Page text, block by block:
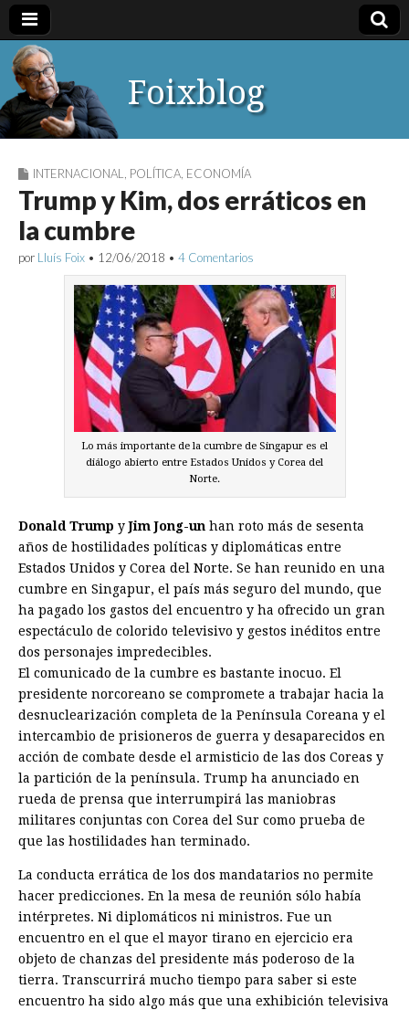
Foixblog
INTERNACIONAL POLÍTICA ECONOMÍA
Trump y Kim, dos erráticos en
la cumbre
por Lluís Foix • 12/06/2018 • 4 Comentarios
Lo más importante de la cumbre de Singapur es el
diálogo abierto entre Estados Unidos y Corea del
Norte.
Donald Trump yJim Jong-un han roto más de sesenta
años de hostilidades políticas y diplomáticas entre
Estados Unidos y Corea del Norte. Se han reunido en una
cumbre en Singapur, el país más seguro del mundo, que
ha pagado los gastos del encuentro y ha ofrecido un gran
espectáculo de colorido televisivo y gestos inéditos entre
dos personajes impredecibles.
El comunicado de la cumbre es bastante inocuo. El
presidente norcoreano se compromete a trabajar hacia la
desnuclearización completa de la Península Coreana y el
intercambio de prisioneros de guerra y desaparecidos en
acción de combate desde el armisticio de las dos Coreas y
la partición de la península. Trump ha anunciado en
rueda de prensa que interrumpirá las maniobras
militares conjuntas con Corea del Sur como prueba de
que las hostilidades han terminado.
La conducta errática de los dos mandatarios no permite
hacer predicciones. En la mesa de reunión sólo había
intérpretes. Ni diplomáticos ni ministros. Fue un
encuentro en el que el mayor tirano en ejercicio era
objeto de chanzas del presidente más poderoso de la
tierra. Transcurrirá mucho tiempo para saber si este
encuentro ha sido algo más que una exhibición televisiva